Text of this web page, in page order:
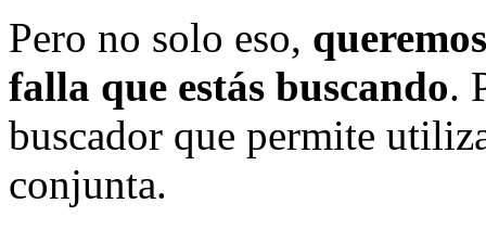
Pero no solo eso,
falla que estás buscando.
buscador que permite
conjunta.